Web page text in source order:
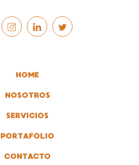
HOME
NOSOTROS
SERVICIOS
PORTAFOLIO
CONTACTO